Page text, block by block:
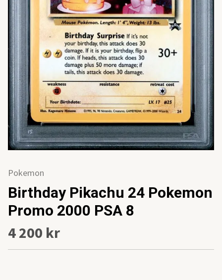
Pokemon
Birthday Pikachu 24 Pokemon
Promo 2000 PSA 8
4 200 kr